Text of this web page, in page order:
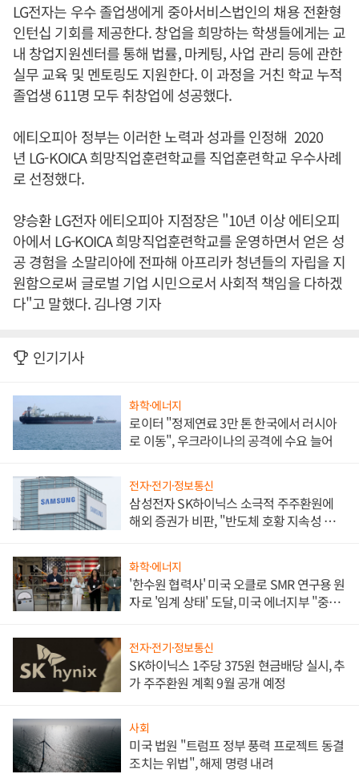
LG전자는 우수 졸업생에게 중아서비스법인의 채용 전환형
인턴십 기회를 제공한다. 창업을 희망하는 학생들에게는 교
내 창업지원센터를 통해 법률, 마케팅, 사업 관리 등에 관한
실무 교육 및 멘토링도 지원한다. 이 과정을 거친 학교 누적
졸업생 611명 모두 취창업에 성공했다.
에티오피아 정부는 이러한 노력과 성과를 인정해 2020
년 LG-KOICA 희망직업훈련학교를 직업훈련학교 우수사례
로 선정했다.
양승환 LG전자 에티오피아 지점장은 "10년 이상 에티오피
아에서 LG-KOICA 희망직업훈련학교를 운영하면서 얻은 성
공 경험을 소말리아에 전파해 아프리카 청년들의 자립을 지
원함으로써 글로벌 기업 시민으로서 사회적 책임을 다하겠
다"고 말했다. 김나영 기자
인기기사
화학·에너지
로이터 "정제연료 3만 톤 한국에서 러시아
로 이동", 우크라이나의 공격에 수요 늘어
전자·전기·정보통신
삼성전자 SK하이닉스 소극적 주주환원에
해외 증권가 비판, "반도체 호황 지속성 의
화학·에너지
'한수원 협력사' 미국 오클로 SMR 연구용 원
자로 '임계 상태' 도달, 미국 에너지부 "중요
전자·전기·정보통신
SK하이닉스 1주당 375원 현금배당 실시, 추
가 주주환원 계획 9월 공개 예정
사회
미국 법원 "트럼프 정부 풍력 프로젝트 동결
조치는 위법", 해제 명령 내려